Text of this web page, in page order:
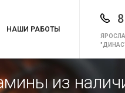
НАШИ РАБОТЫ
из